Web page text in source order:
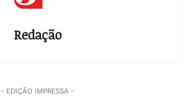
Redação
- EDIÇÃO IMPRESSA -